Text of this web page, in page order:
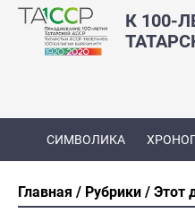
К 100-
СИМВОЛИКА
Главная Рубрики Этот